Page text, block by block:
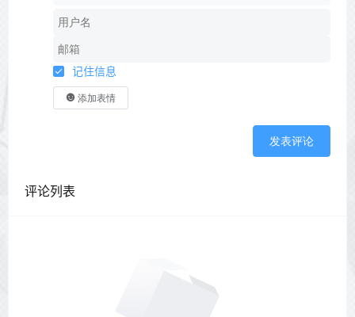
记住信息
添加表情
发表评论
评论列表